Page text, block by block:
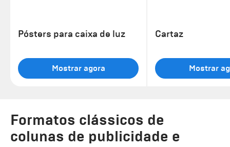
Pósters para caixa de luz
Mostrar agora
Cartaz
Mostrar
Formatos clássicos de
colunas de publicidade e